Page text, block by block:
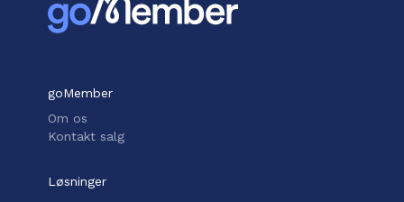
goMember
Om os
Kontakt salg
Løsninger